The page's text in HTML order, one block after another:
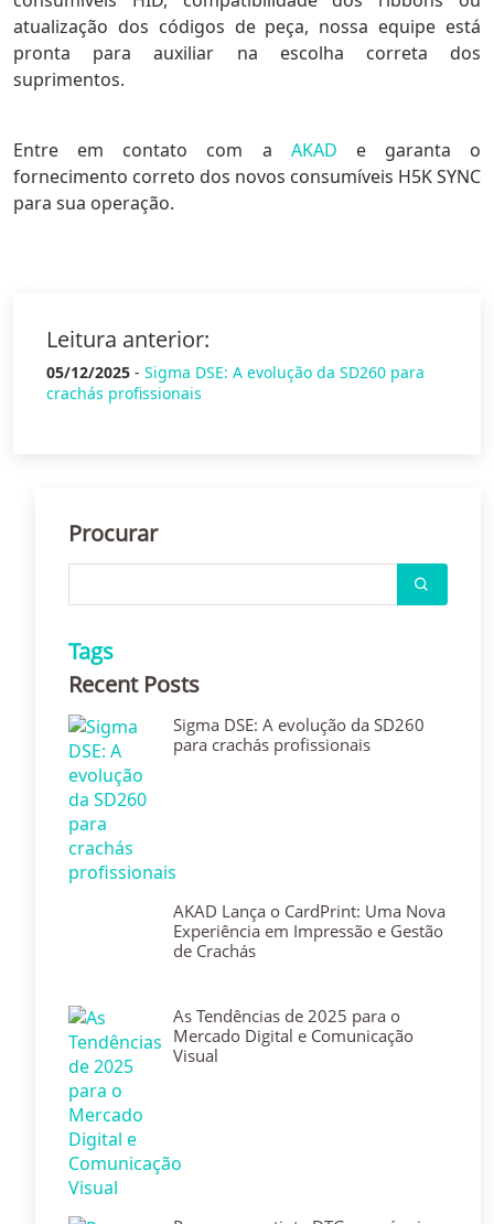
atualização dos códigos de peça, nossa equipe está
pronta para auxiliar na escolha correta dos
suprimentos.
Entre em contato com a AKAD e garanta o
fornecimento correto dos novos consumíveis H5K SYNC
para sua operação.
Leitura anterior:
05/12/2025 - Sigma DSE: A evolução da SD260 para
crachás profissionais
Procurar
Tags
Recent Posts
Sigma DSE: A evolução da SD260
para crachás profissionais
AKAD Lança o CardPrint: Uma Nova
Experiência em Impressão e Gestão
de Crachás
As Tendências de 2025 para o
Mercado Digital e Comunicação
Visual